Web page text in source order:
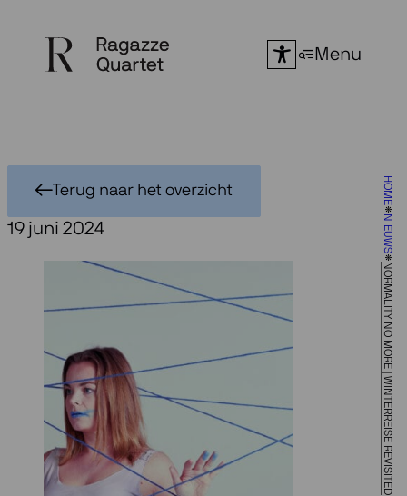
HOME
NIEUWS
NORMALITY NO MORE | WINTERREISE REVISITED
Menu
19 juni 2024
Terug naar het overzicht